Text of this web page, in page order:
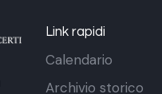
Link rapidi
Calendario
Archivio storico